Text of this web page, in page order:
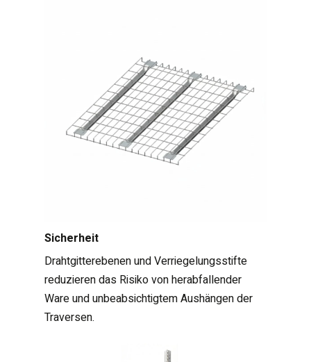
Sicherheit
Drahtgitterebenen und Verriegelungsstifte
reduzieren das Risiko von herabfallender
Ware und unbeabsichtigtem Aushängen der
Traversen.